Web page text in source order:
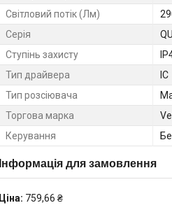
Світловий потік (Лм)
Серія
Ступінь захисту
Тип драйвера
IC
Тип розсіювача
Торгова марка
Керування
Інформація для замовлення
Ціна: 759,66 ₴